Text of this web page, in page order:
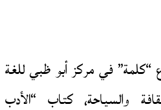
في مركز أبو ظبي للغة
والسياحة، كتاب “الأدب